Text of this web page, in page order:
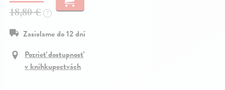
18,80 € ?
Zasielame do 12 dní
Pozrieť dostupnosť
v kníhkupectvách